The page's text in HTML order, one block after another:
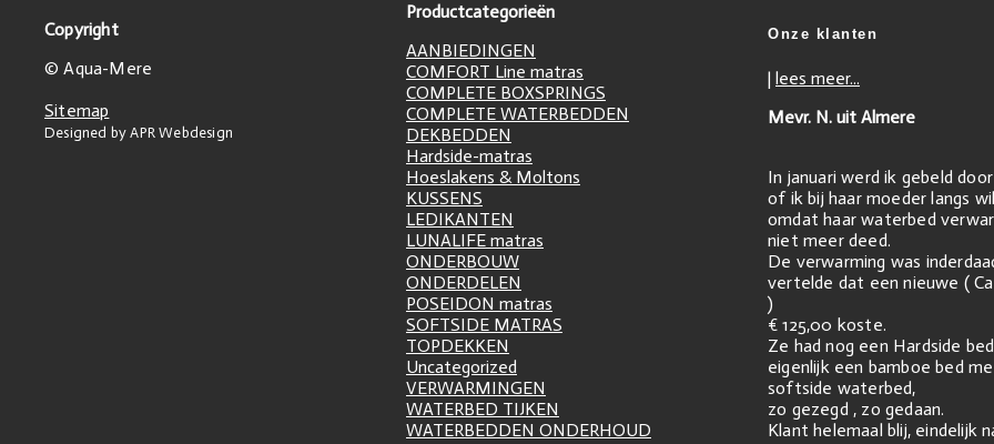
Copyright
© Aqua-Mere
Sitemap
Designed by APR Webdesign
Productcategorieën
AANBIEDINGEN
COMFORT Line matras
COMPLETE BOXSPRINGS
COMPLETE WATERBEDDEN
DEKBEDDEN
Hardside-matras
Hoeslakens & Moltons
KUSSENS
LEDIKANTEN
LUNALIFE matras
ONDERBOUW
ONDERDELEN
POSEIDON matras
SOFTSIDE MATRAS
TOPDEKKEN
Uncategorized
VERWARMINGEN
WATERBED TIJKEN
WATERBEDDEN ONDERHOUD
Onze klanten
| lees meer...
Mevr. N. uit Almere
In januari werd ik gebeld
of ik bij haar moeder langs
omdat haar waterbed
niet meer deed.
De verwarming was
vertelde dat een nieuwe (
)
€ 125,00 koste.
Ze had nog een Hardside
eigenlijk een bamboe bed
softside waterbed,
zo gezegd , zo gedaan.
Klant helemaal blij, eindelijk